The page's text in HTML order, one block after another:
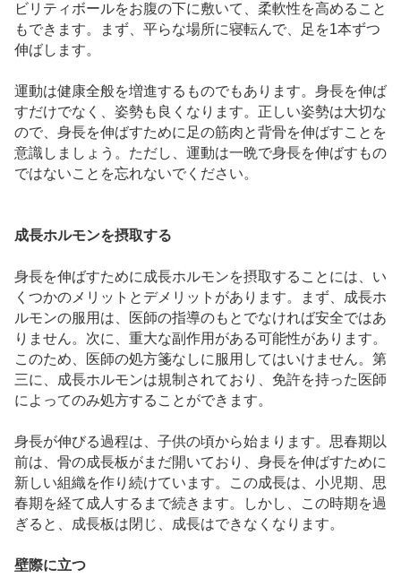
ビリティボールをお腹の下に敷いて、柔軟性を高めること
もできます。まず、平らな場所に寝転んで、足を1本ずつ
伸ばします。
運動は健康全般を増進するものでもあります。身長を伸ば
すだけでなく、姿勢も良くなります。正しい姿勢は大切な
ので、身長を伸ばすために足の筋肉と背骨を伸ばすことを
意識しましょう。ただし、運動は一晩で身長を伸ばすもの
ではないことを忘れないでください。
成長ホルモンを摂取する
身長を伸ばすために成長ホルモンを摂取することには、い
くつかのメリットとデメリットがあります。まず、成長ホ
ルモンの服用は、医師の指導のもとでなければ安全ではあ
りません。次に、重大な副作用がある可能性があります。
このため、医師の処方箋なしに服用してはいけません。第
三に、成長ホルモンは規制されており、免許を持った医師
によってのみ処方することができます。
身長が伸びる過程は、子供の頃から始まります。思春期以
前は、骨の成長板がまだ開いており、身長を伸ばすために
新しい組織を作り続けています。この成長は、小児期、思
春期を経て成人するまで続きます。しかし、この時期を過
ぎると、成長板は閉じ、成長はできなくなります。
壁際に立つ